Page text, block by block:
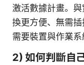
激活數據計畫。
換更方便、無需
需要裝置與作業系
2) 如何判斷自